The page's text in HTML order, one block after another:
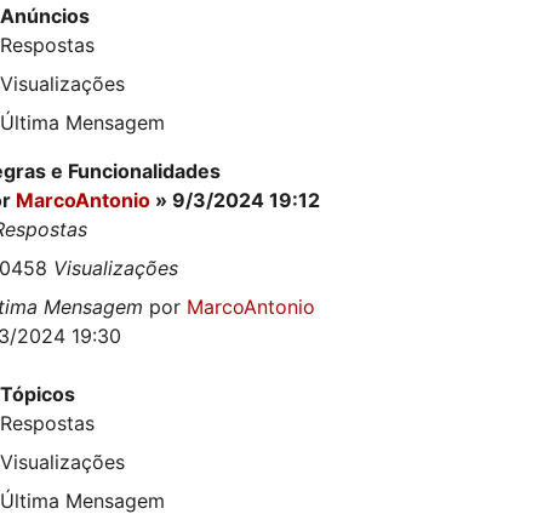
Anúncios
Respostas
Visualizações
Última Mensagem
e Funcionalidades
MarcoAntonio » 9/3/2024 19:12
Visualizações
Mensagem por MarcoAntonio
2024 19:30
Tópicos
Respostas
Visualizações
Última Mensagem